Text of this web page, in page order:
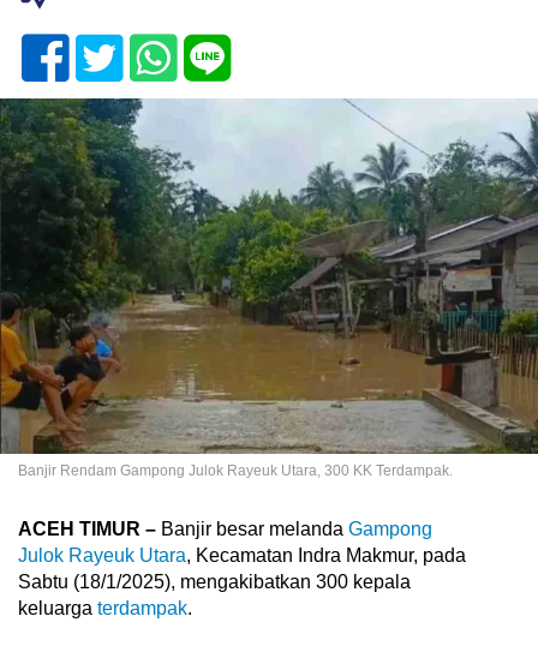
Banjir Rendam Gampong Julok Rayeuk Utara, 300 KK Terdampak.
ACEH TIMUR – Banjir besar melanda Gampong
Julok Rayeuk Utara, Kecamatan Indra Makmur, pada
Sabtu (18/1/2025), mengakibatkan 300 kepala
keluarga terdampak.